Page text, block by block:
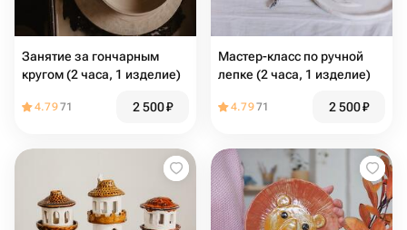
Занятие за гончарным
кругом (2 часа, 1 изделие)
4.7971 2 500₽
Мастер-класс по ручной
лепке (2 часа, 1 изделие)
4.7971 2 500₽